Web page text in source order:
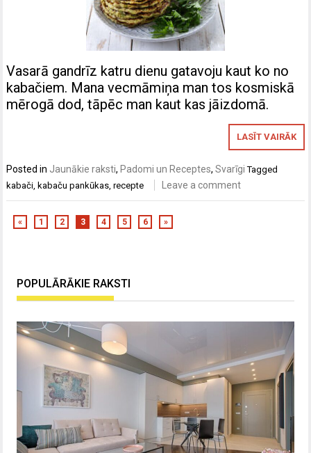
Vasarā gandrīz katru dienu gatavoju kaut ko no
kabačiem. Mana vecmāmiņa man tos kosmiskā
mērogā dod, tāpēc man kaut kas jāizdomā.
LASĪT VAIRĀK
Posted in Jaunākie raksti, Padomi un Receptes,Svarīgi Tagged
kabači, kabaču pankūkas,recepte Leave a comment
« 1 2 3 4 5 6 »
POPULĀRĀKIE RAKSTI